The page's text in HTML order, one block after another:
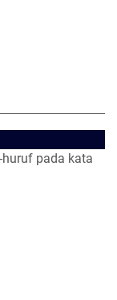
pada kata